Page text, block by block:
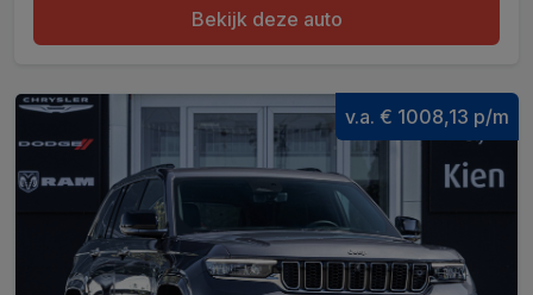
Bekijk deze auto
v.a. € 1008,13 p/m